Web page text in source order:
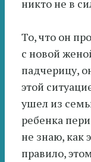
никто не в
То, что он
с новой
падчерицу,
этой
ушел из
ребенка
не знаю, как
правило,